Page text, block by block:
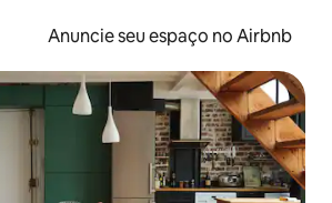
Anuncie seu espaço no Airbnb